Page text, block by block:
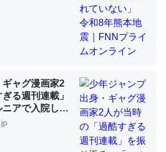
シウムも酸素も不足してて両方に不
てるのでは」とあって面白い。海に
ニ・ウミグモ）はカルシウムを使わ
筈だが、酵素が違うのか？
昆虫学の大問題＝「昆虫はなぜ海にいな
ャグ漫画家2
る週刊連載」
アで入院して
ストイックな